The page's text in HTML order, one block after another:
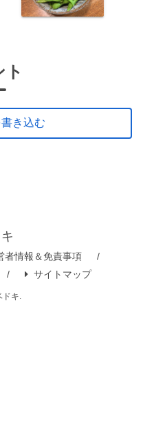
ト
き込む
者情報＆免責事項
サイトマップ
ドキ.